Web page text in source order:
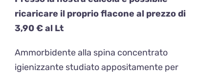
ricaricare il proprio flacone al prezzo di
3,90 € al Lt
Ammorbidente alla spina concentrato
igienizzante studiato appositamente per